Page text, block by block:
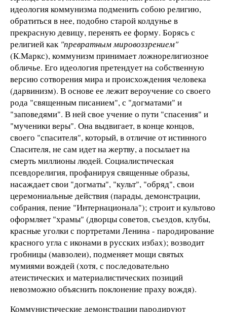
идеология коммунизма подменить собою религию,
обратиться в нее, подобно старой колдунье в
прекрасную девицу, перенять ее форму. Борясь с
религией как "превратным мировоззрением"
(К.Маркс), коммунизм принимает ложнорелигиозное
обличье. Его идеология претендует на собственную
версию сотворения мира и происхождения человека
(дарвинизм). В основе ее лежит вероучение со своего
рода "священным писанием", с "догматами" и
"заповедями". В ней свое учение о пути "спасения" и
"мученики веры". Она выдвигает, в конце концов,
своего "спасителя", который, в отличие от истинного
Спасителя, не сам идет на жертву, а посылает на
смерть миллионы людей. Социалистическая
псевдорелигия, профанируя священные образы,
насаждает свои "догматы", "культ", "обряд", свои
церемониальные действия (парады, демонстрации,
собрания, пение "Интернационала"); строит и культово
оформляет "храмы" (дворцы советов, съездов, клубы,
красные уголки с портретами Ленина - пародирование
красного угла с иконами в русских избах); возводит
гробницы (мавзолеи), подменяет мощи святых
мумиями вождей (хотя, с последовательно
атеистических и материалистических позиций
невозможно объяснить поклонение праху вождя).
Коммунистические демонстрации пародируют